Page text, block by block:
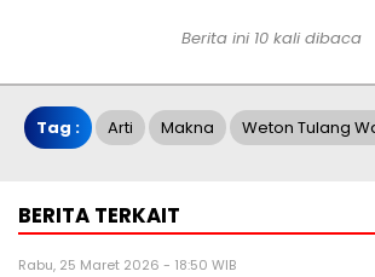
Berita ini 10 kali dibaca
Tag : Arti Makna Weton Tulang
BERITA TERKAIT
Rabu, 25 Maret 2026 - 18:50 WIB